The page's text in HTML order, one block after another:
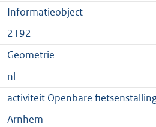
K
b
Informatieobject
2192
Geometrie
nl
activiteit Openbare
Arnhem